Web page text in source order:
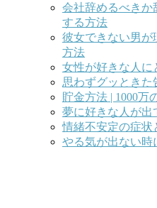
会社辞めるべきか
する方法
彼女できない男が
方法
女性が好きな人に
思わずグッときた
貯金方法 | 1000万
夢に好きな人が出
情緒不安定の症状
やる気が出ない時